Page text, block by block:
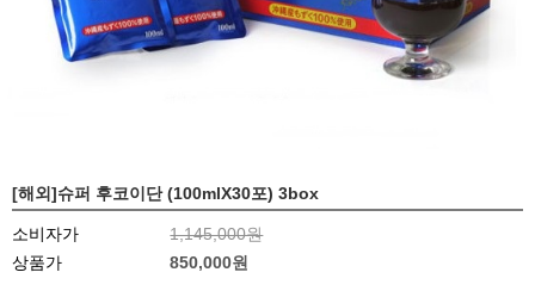
[해외]슈퍼 후코이단 (100mlX30포) 3box
소비자가
1,145,000원
상품가
850,000원